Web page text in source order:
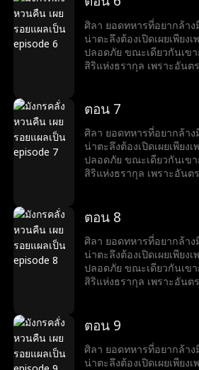
ศิลา ยอดทหารที่อยากล้า
น่าตะลึงต้องเปิดเผยเพียง
ปลอดภัย ขณะเดียวกันเ
สิริแห่งธรากุล เพราะอันต
อุปสรรคได้ทุกครั้ง
ตอน 7
ศิลา ยอดทหารที่อยากล้า
น่าตะลึงต้องเปิดเผยเพียง
ปลอดภัย ขณะเดียวกันเ
สิริแห่งธรากุล เพราะอันต
อุปสรรคได้ทุกครั้ง
ตอน 8
ศิลา ยอดทหารที่อยากล้า
น่าตะลึงต้องเปิดเผยเพียง
ปลอดภัย ขณะเดียวกันเ
สิริแห่งธรากุล เพราะอันต
อุปสรรคได้ทุกครั้ง
ตอน 9
ศิลา ยอดทหารที่อยากล้า
น่าตะลึงต้องเปิดเผยเพียง